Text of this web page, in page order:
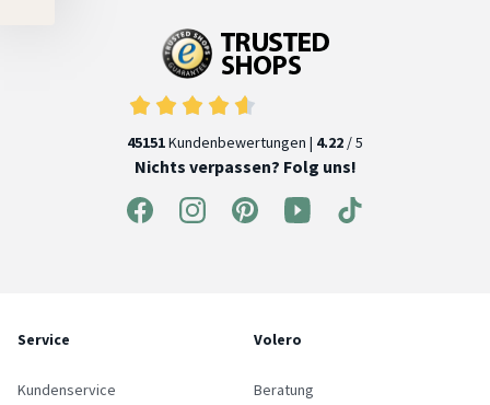
45151Kundenbewertungen | 4.22 / 5
Nichts verpassen? Folg uns!
Service
Kundenservice
Volero
Beratung